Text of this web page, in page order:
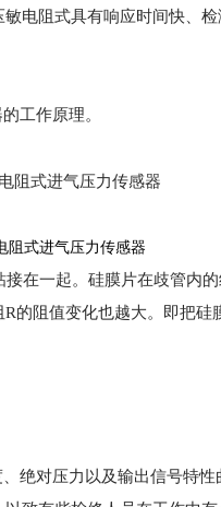
阻式具有响应时间快、检
工作原理。
阻式进气压力传感器
一起。硅膜片在歧管内的
的阻值变化也越大。即把
对压力以及输出信号特性